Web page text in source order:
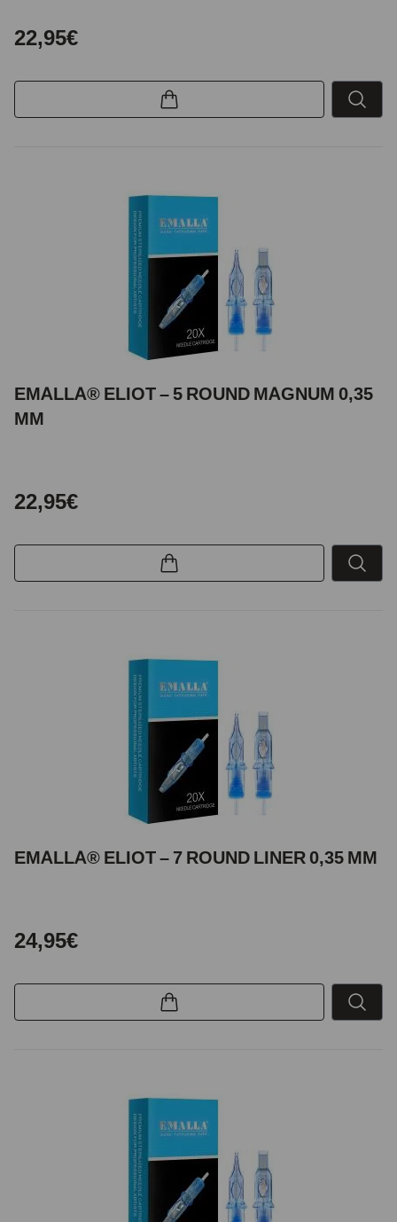
22,95€
EMALLA® ELIOT – 5 ROUND MAGNUM 0,35
MM
22,95€
EMALLA® ELIOT – 7 ROUND LINER 0,35 MM
24,95€